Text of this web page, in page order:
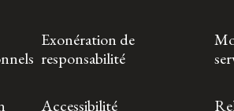
Exonération de
responsabilité
Accessibilité